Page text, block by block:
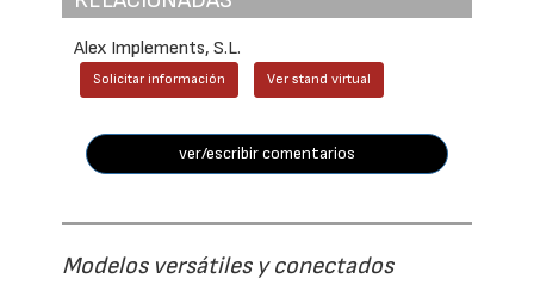
Alex Implements, S.L.
Solicitar información Ver stand virtual
ver/escribir comentarios
Modelos versátiles y conectados